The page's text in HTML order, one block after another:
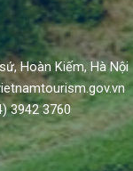
Hoàn Kiếm, Hà Nội
3942 3760